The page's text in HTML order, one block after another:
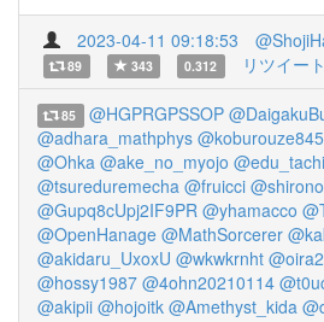
2023-04-11 09:18:53
89 343 0.312 リツイー
85 @HGPRGPSSOP
@adhara_mathphys @koburouze845
@Ohka @ake_no_myojo
@tsureduremecha @fruicci
@Gupq8cUpj2IF9PR @yhamacco
@OpenHanage @MathSorcerer
@akidaru_UxoxU @wkwkrnht
@hossy1987 @4ohn20210114
@akipii @hojoitk @Amethyst_kida